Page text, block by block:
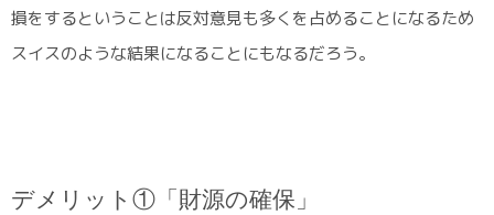
損をするということは反対意見も多くを占めることになるため
スイスのような結果になることにもなるだろう。
デメリット①「財源の確保」